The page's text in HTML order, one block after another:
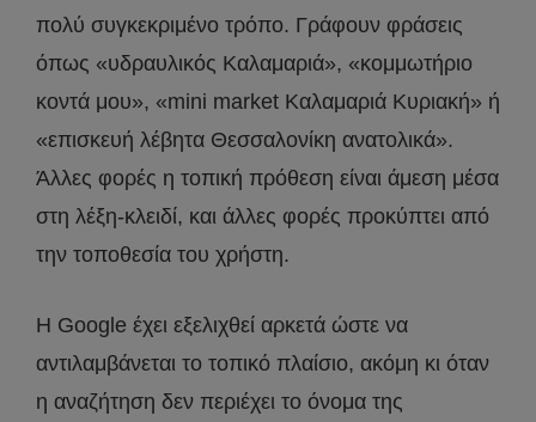
πολύ συγκεκριμένο τρόπο. Γράφουν φράσεις
όπως «υδραυλικός Καλαμαριά», «κομμωτήριο
κοντά μου», «mini market Καλαμαριά Κυριακή» ή
«επισκευή λέβητα Θεσσαλονίκη ανατολικά».
Άλλες φορές η τοπική πρόθεση είναι άμεση μέσα
στη λέξη-κλειδί, και άλλες φορές προκύπτει από
την τοποθεσία του χρήστη.
Η Google έχει εξελιχθεί αρκετά ώστε να
αντιλαμβάνεται το τοπικό πλαίσιο, ακόμη κι όταν
η αναζήτηση δεν περιέχει το όνομα της